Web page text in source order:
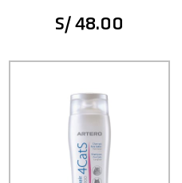
S/ 48.00